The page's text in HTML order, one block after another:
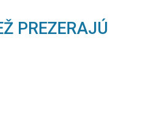
PREZERAJÚ